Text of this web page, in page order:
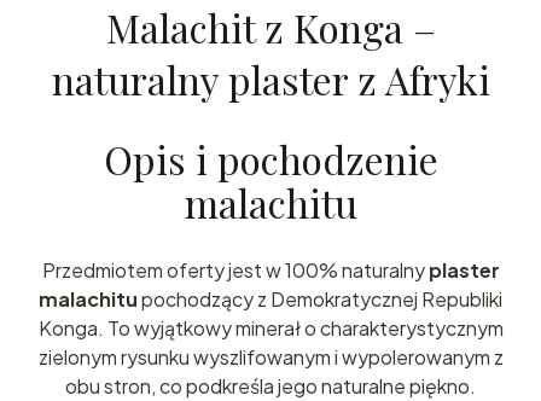
Malachit z Konga –
naturalny plaster z Afryki
Opis i pochodzenie
malachitu
Przedmiotem oferty jest w 100% naturalnyplaster
malachitupochodzący z Demokratycznej Republiki
Konga. To wyjątkowy minerał o charakterystycznym
zielonym rysunku wyszlifowanym i wypolerowanym z
obu stron, co podkreśla jego naturalne piękno.